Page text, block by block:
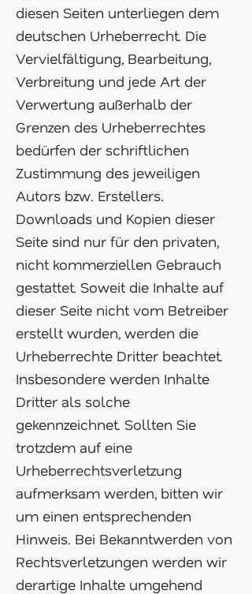
diesen Seiten unterliegen dem
deutschen Urheberrecht. Die
Vervielfältigung, Bearbeitung,
Verbreitung und jede Art der
Verwertung außerhalb der
Grenzen des Urheberrechtes
bedürfen der schriftlichen
Zustimmung des jeweiligen
Autors bzw. Erstellers.
Downloads und Kopien dieser
Seite sind nur für den privaten,
nicht kommerziellen Gebrauch
gestattet. Soweit die Inhalte auf
dieser Seite nicht vom Betreiber
erstellt wurden, werden die
Urheberrechte Dritter beachtet.
Insbesondere werden Inhalte
Dritter als solche
gekennzeichnet. Sollten Sie
trotzdem auf eine
Urheberrechtsverletzung
aufmerksam werden, bitten wir
um einen entsprechenden
Hinweis. Bei Bekanntwerden von
Rechtsverletzungen werden wir
derartige Inhalte umgehend